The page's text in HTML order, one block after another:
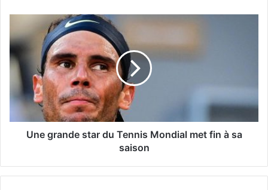
Une grande star du Tennis Mondial met fin à sa
saison